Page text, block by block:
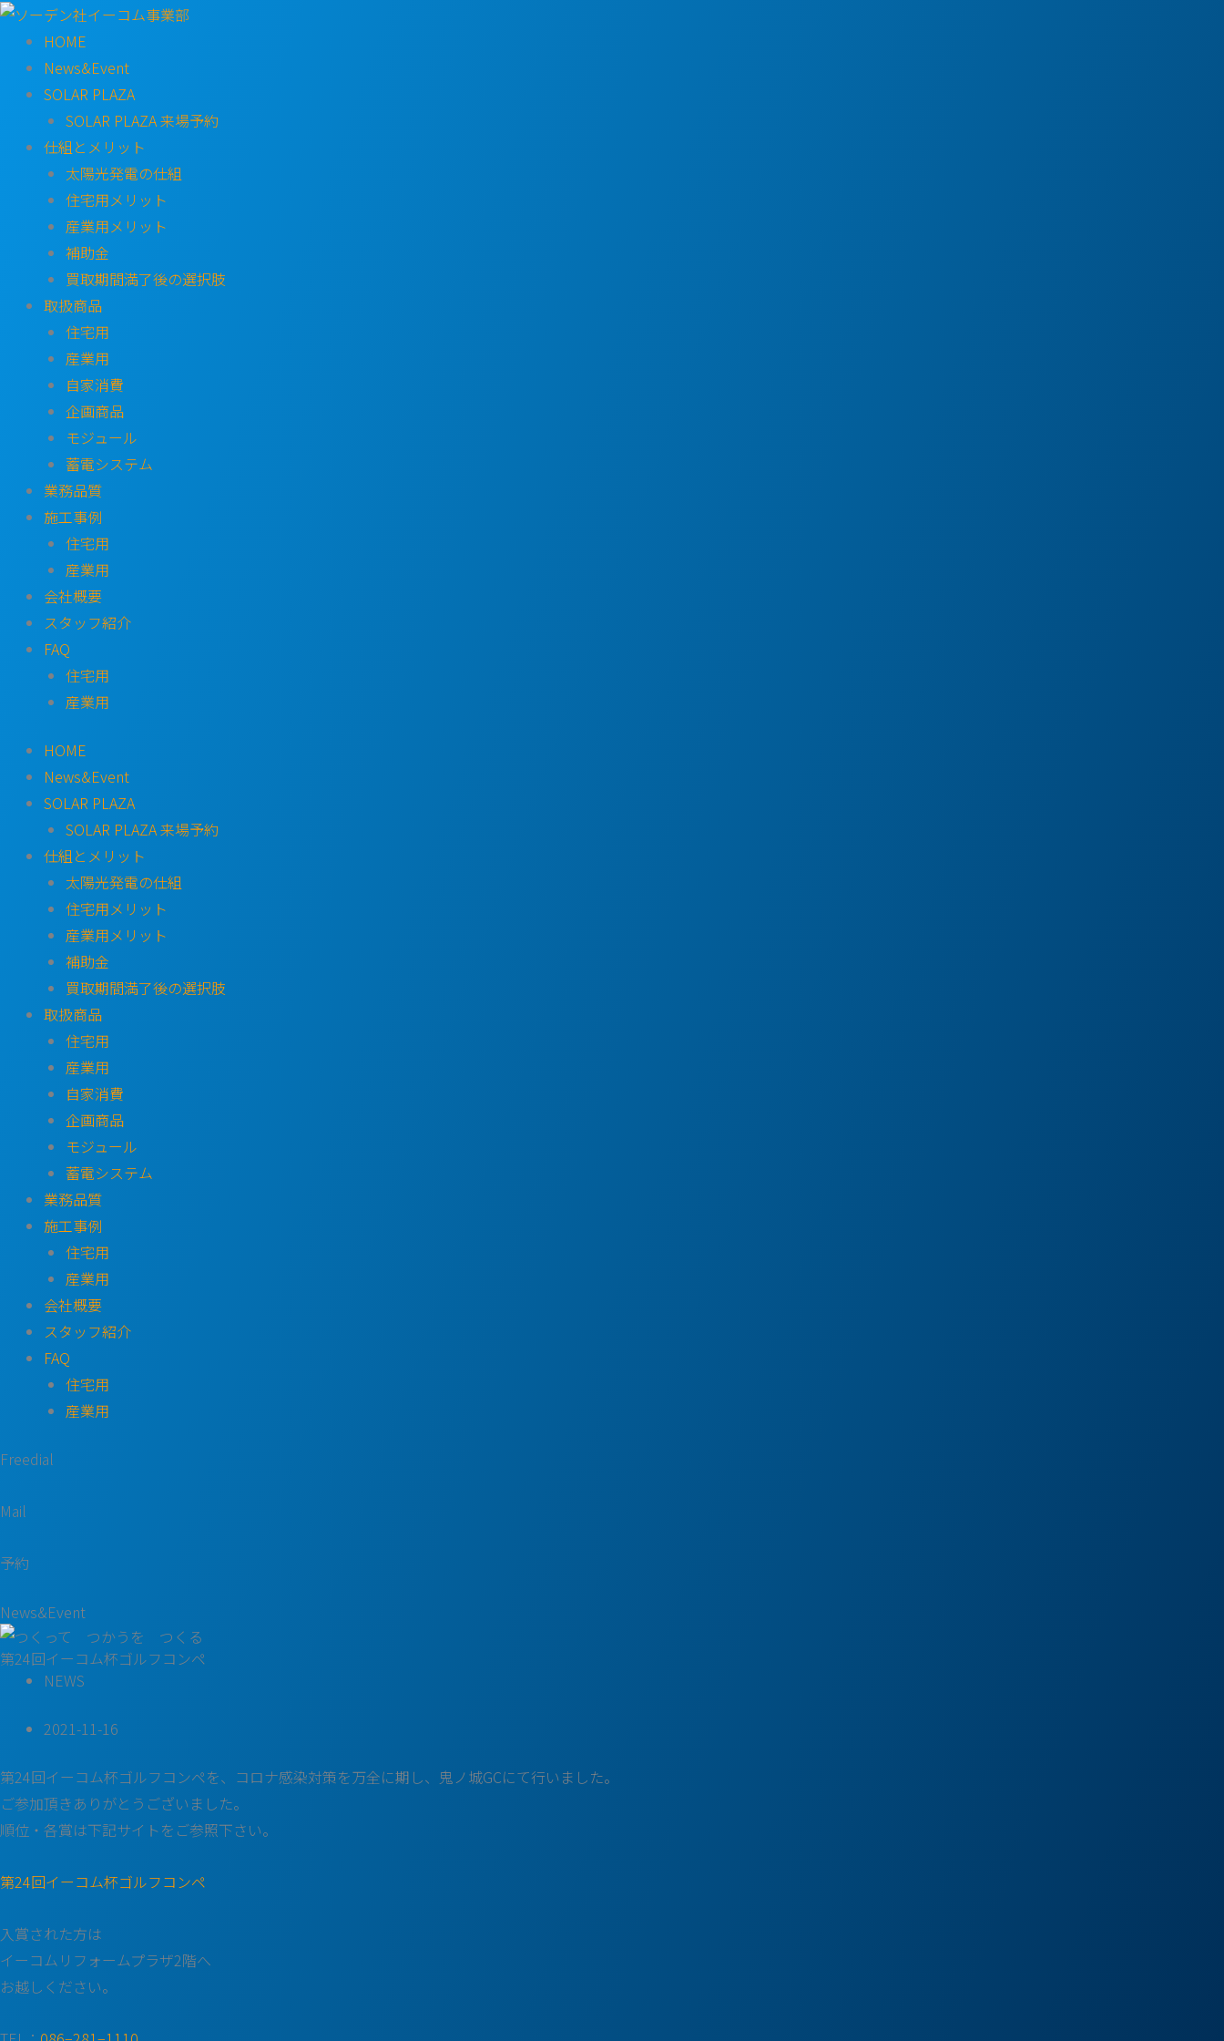
内
HOME
News&Event
SOLAR PLAZA
SOLAR PLAZA 来場予約
仕組とメリット
太陽光発電の仕組
住宅用メリット
産業用メリット
補助金
買取期間満了後の選択肢
取扱商品
住宅用
産業用
自家消費
企画商品
モジュール
蓄電システム
業務品質
施工事例
住宅用
産業用
会社概要
スタッフ紹介
FAQ
住宅用
産業用
HOME
News&Event
SOLAR PLAZA
SOLAR PLAZA 来場予約
仕組とメリット
太陽光発電の仕組
住宅用メリット
産業用メリット
補助金
買取期間満了後の選択肢
取扱商品
住宅用
産業用
自家消費
企画商品
モジュール
蓄電システム
業務品質
施工事例
住宅用
産業用
会社概要
スタッフ紹介
FAQ
住宅用
産業用
Freedial
Mail
予約
News&Event
第24回イーコム杯ゴルフコンペ
NEWS
2021-11-16
第24回イーコム杯ゴルフコンペを、コロナ感染対策を万全に期し、鬼ノ城GCにて行いました。
ご参加頂きありがとうございました。
順位・各賞は下記サイトをご参照下さい。
第24回イーコム杯ゴルフコンペ
入賞された方は
イーコムリフォームプラザ2階へ
お越しください。